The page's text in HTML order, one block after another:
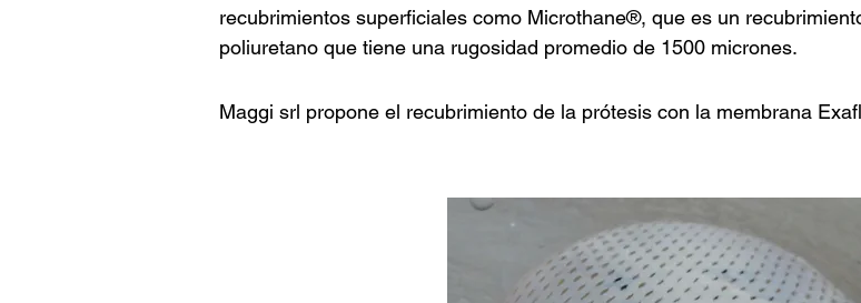
recubrimientos superficiales como Microthane®, que es un
poliuretano que tiene una rugosidad promedio de 1500 micrones.
Maggi srl propone el recubrimiento de la prótesis con la membrana